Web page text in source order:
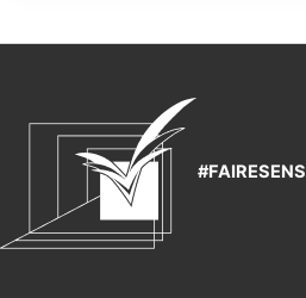
#FAIRESENS